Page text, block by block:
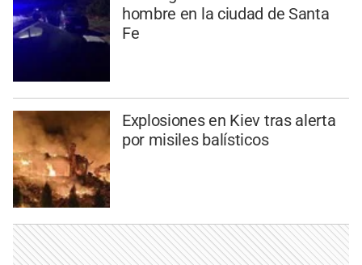
hombre en la ciudad de Santa
Fe
Explosiones en Kiev tras alerta
por misiles balísticos